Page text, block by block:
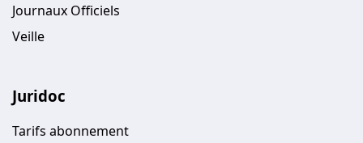
Journaux Officiels
Veille
Juridoc
Tarifs abonnement